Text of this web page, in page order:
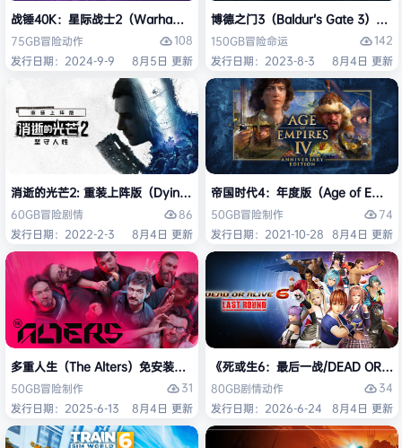
战锤40K：星际战士2（Warhammer 40,000: Space Marine 2）免安装
75GB冒险动作
108
发行日期：2024-9-9
8月5日 更新
博德之门3（Baldur’s Gate 3）免安
150GB冒险命运
142
发行日期：2023-8-3
8月4日 更新
消逝的光芒2: 重装上阵版（Dying Light 2 Stay Human: Reloaded
60GB冒险剧情
86
发行日期：2022-2-3
8月4日 更新
帝国时代4：年度版（Age of
50GB冒险制作
74
发行日期：2021-10-28 8月4日 更新
多重人生（The Alters）免安装中文版
50GB冒险制作
31
发行日期：2025-6-13
8月4日 更新
《死或生6：最后一战/DEAD OR
80GB剧情动作
34
发行日期：2026-6-24
8月4日 更新